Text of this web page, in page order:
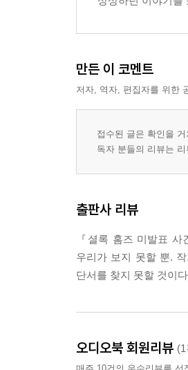
만든 이 코멘트
저자, 역자, 편집자를 위한
접수된 글은 확인을
독자 분들의 리뷰는
출판사 리뷰
『셜록 홈즈 미발표
우리가 보지 못할 뿐.
단서를 찾지 못할 것이
오디오북 회원리뷰